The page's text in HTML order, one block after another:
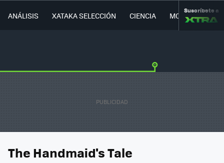
ANÁLISIS XATAKA SELECCIÓN CIENCIA MOVILIDAD
Suscríbete a
The Handmaid's Tale